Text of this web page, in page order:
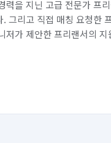
력을 지닌 고급 전문가 프
. 그리고 직접 매칭 요청한
저가 제안한 프리랜서의